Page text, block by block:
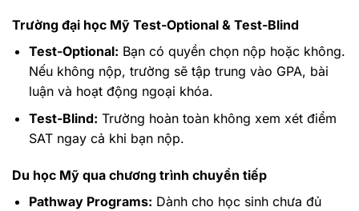
Trường đại học Mỹ Test-Optional & Test-Blind
Test-Optional: Bạn có quyền chọn nộp hoặc không.
Nếu không nộp, trường sẽ tập trung vào GPA, bài
luận và hoạt động ngoại khóa.
Test-Blind: Trường hoàn toàn không xem xét điểm
SAT ngay cả khi bạn nộp.
Du học Mỹ qua chương trình chuyển tiếp
Pathway Programs: Dành cho học sinh chưa đủ